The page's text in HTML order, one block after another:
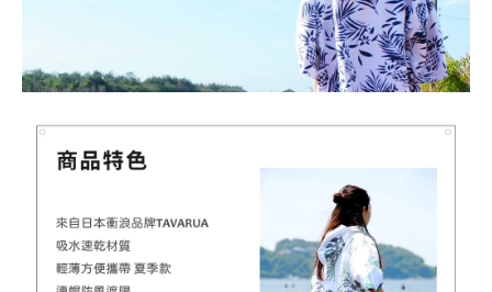
【MYSTIC】潮流T恤 舒適涼感 土耳其棉
加入購物車